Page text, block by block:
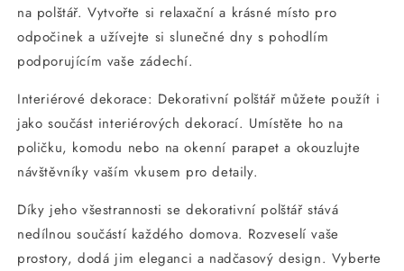
na polštář. Vytvořte si relaxační a krásné místo pro
odpočinek a užívejte si slunečné dny s pohodlím
podporujícím vaše zádechí.
Interiérové dekorace: Dekorativní polštář můžete použít i
jako součást interiérových dekorací. Umístěte ho na
poličku, komodu nebo na okenní parapet a okouzlujte
návštěvníky vaším vkusem pro detaily.
Díky jeho všestrannosti se dekorativní polštář stává
nedílnou součástí každého domova. Rozveselí vaše
prostory, dodá jim eleganci a nadčasový design. Vyberte